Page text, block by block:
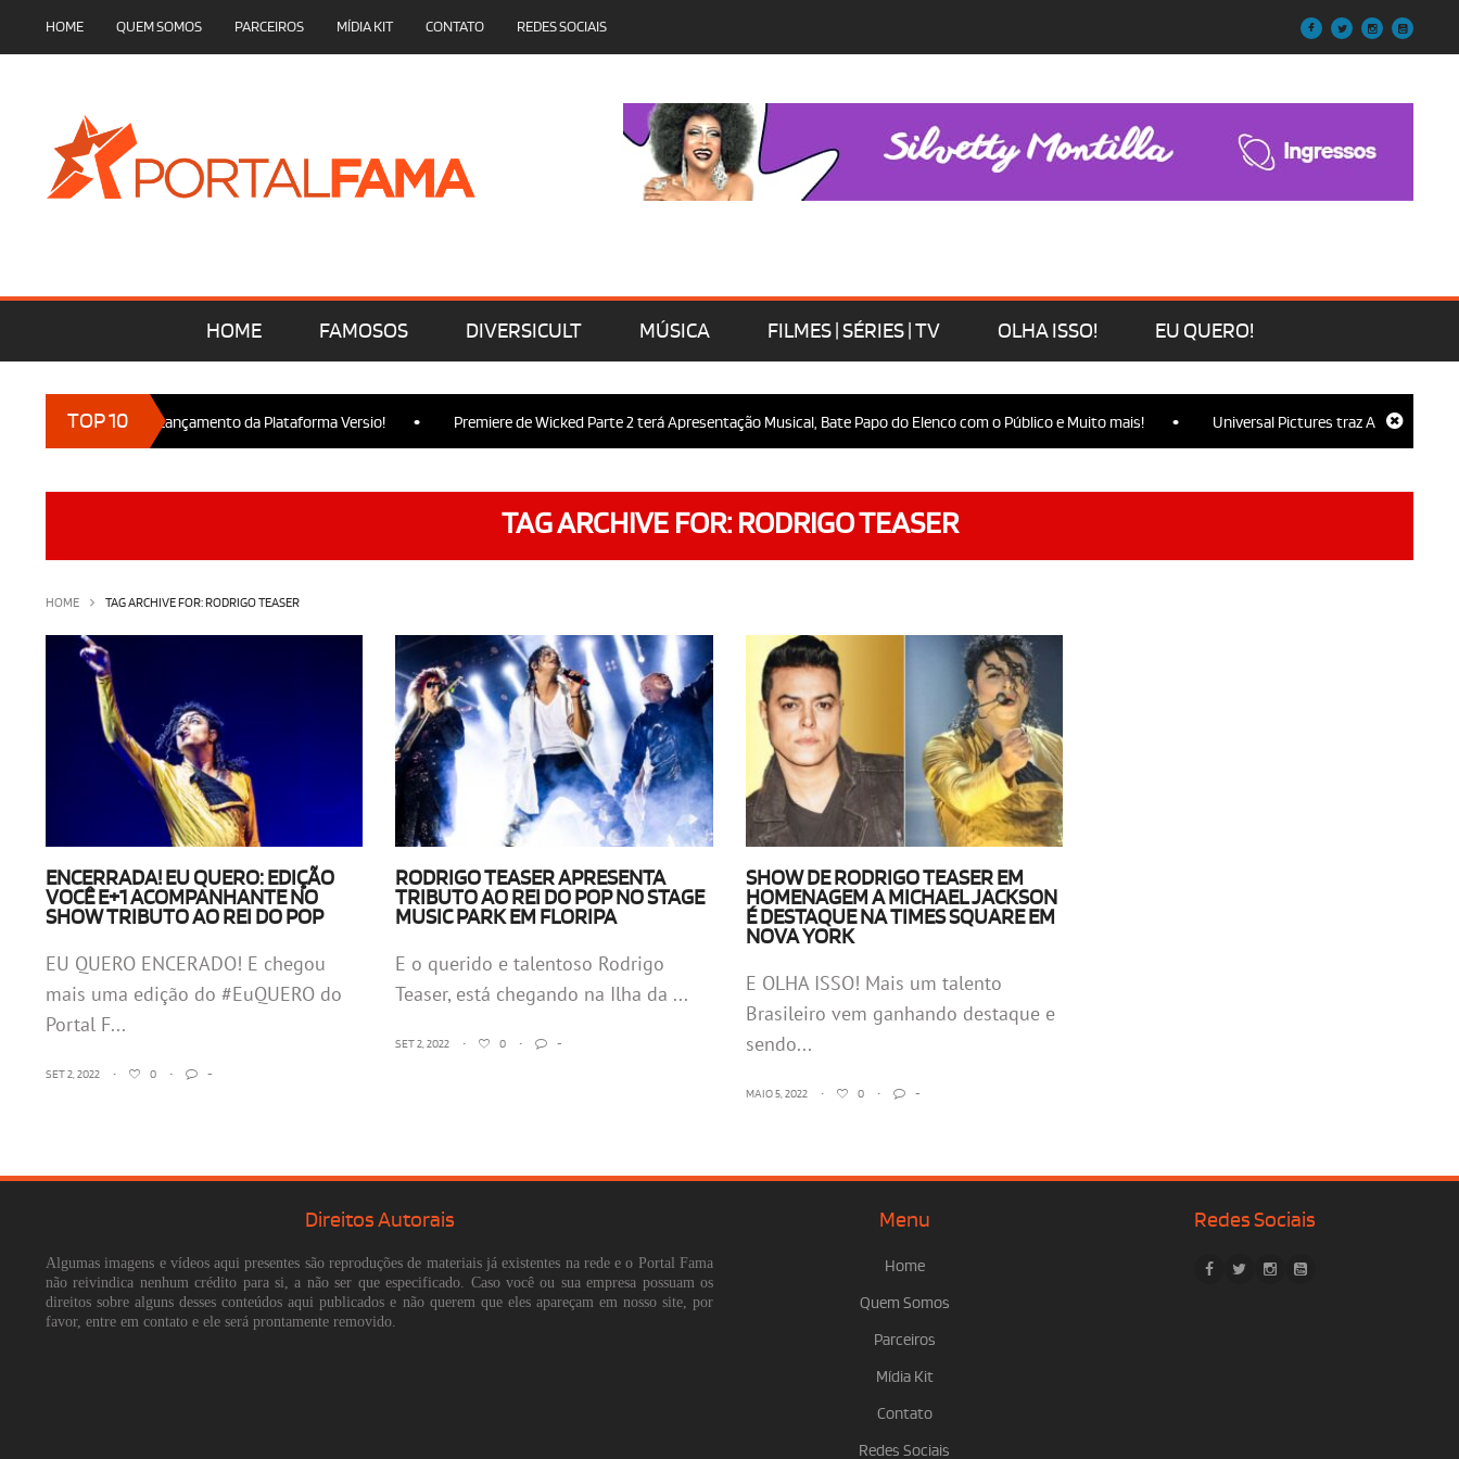
HOME QUEM SOMOS PARCEIROS MÍDIA KIT CONTATO REDES SOCIAIS
HOME FAMOSOS DIVERSICULT MÚSICA FILMES | SÉRIES | TV OLHA ISSO! EU QUERO!
TOP 10
presença no Lançamento da Plataforma Versio! Premiere de Wicked Parte 2 terá Apresentação Musical, Bate Papo do Elenco com o Público e Muito mais! Universal Pictures traz Ariana Grande,
TAG ARCHIVE FOR: RODRIGO TEASER
HOME TAG ARCHIVE FOR: RODRIGO TEASER
ENCERRADA! EU QUERO: EDIÇÃO
VOCÊ E+1 ACOMPANHANTE NO
SHOW TRIBUTO AO REI DO POP
EU QUERO ENCERADO! E chegou
mais uma edição do #EuQUERO do
Portal F...
SET 2, 2022 • 0 • -
RODRIGO TEASER APRESENTA
TRIBUTO AO REI DO POP NO STAGE
MUSIC PARK EM FLORIPA
E o querido e talentoso Rodrigo
Teaser, está chegando na Ilha da ...
SET 2, 2022 • 0 • -
SHOW DE RODRIGO TEASER EM
HOMENAGEM A MICHAEL JACKSON
É DESTAQUE NA TIMES SQUARE EM
NOVA YORK
E OLHA ISSO! Mais um talento
Brasileiro vem ganhando destaque e
sendo...
MAIO 5, 2022 • 0 • -
Direitos Autorais
Algumas imagens e vídeos aqui presentes são reproduções de materiais já existentes na rede e o Portal Fama
não reivindica nenhum crédito para si, a não ser que especificado. Caso você ou sua empresa possuam os
direitos sobre alguns desses conteúdos aqui publicados e não querem que eles apareçam em nosso site, por
favor, entre em contato e ele será prontamente removido.
Menu
Home
Quem Somos
Parceiros
Mídia Kit
Contato
Redes Sociais
Redes Sociais